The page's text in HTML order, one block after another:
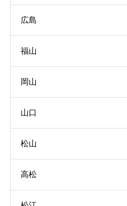
広島
福山
岡山
山口
松山
高松